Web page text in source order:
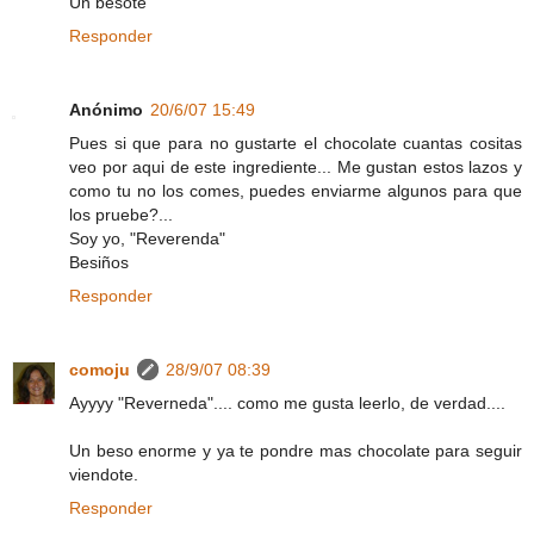
Responder
Anónimo 20/6/07 15:49
Pues si que para no gustarte el chocolate cuantas cositas
veo por aqui de este ingrediente... Me gustan estos lazos y
como tu no los comes, puedes enviarme algunos para que
los pruebe?...
Soy yo, "Reverenda"
Besiños
Responder
comoju
28/9/07 08:39
Ayyyy "Reverneda".... como me gusta leerlo, de verdad....
Un beso enorme y ya te pondre mas chocolate para seguir
viendote.
Responder